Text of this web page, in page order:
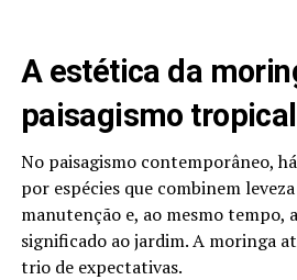
A estética da
paisagismo tropical
No paisagismo contemporâneo,
por espécies que combinem
manutenção e, ao mesmo tempo,
significado ao jardim. A moringa
trio de expectativas.